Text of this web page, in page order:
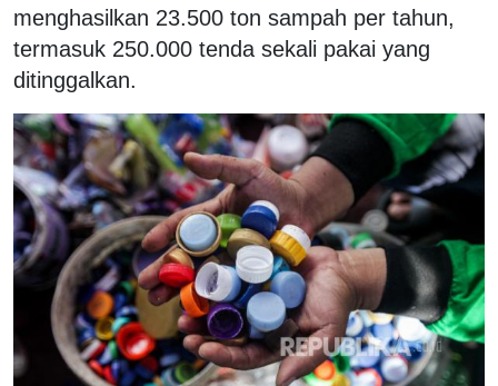
menghasilkan 23.500 ton sampah per tahun,
termasuk 250.000 tenda sekali pakai yang
ditinggalkan.